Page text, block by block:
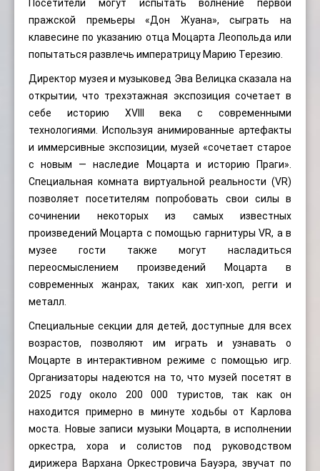
Посетители могут испытать волнение первой
пражской премьеры «Дон Жуана», сыграть на
клавесине по указанию отца Моцарта Леопольда или
попытаться развлечь императрицу Марию Терезию.
Директор музея и музыковед Эва Велицка сказала на
открытии, что трехэтажная экспозиция сочетает в
себе историю XVIII века с современными
технологиями. Используя анимированные артефакты
и иммерсивные экспозиции, музей «сочетает старое
с новым — наследие Моцарта и историю Праги».
Специальная комната виртуальной реальности (VR)
позволяет посетителям попробовать свои силы в
сочинении некоторых из самых известных
произведений Моцарта с помощью гарнитуры VR, а в
музее гости также могут насладиться
переосмыслением произведений Моцарта в
современных жанрах, таких как хип-хоп, регги и
металл.
Специальные секции для детей, доступные для всех
возрастов, позволяют им играть и узнавать о
Моцарте в интерактивном режиме с помощью игр.
Организаторы надеются на то, что музей посетят в
2025 году около 200 000 туристов, так как он
находится примерно в минуте ходьбы от Карлова
моста. Новые записи музыки Моцарта, в исполнении
оркестра, хора и солистов под руководством
дирижера Вархана Оркестровича Бауэра, звучат по